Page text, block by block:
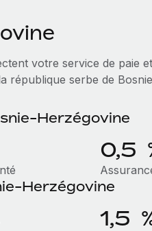
votre service de paie
république serbe de
Herzégovine
0,5
Herzégovine
1,5